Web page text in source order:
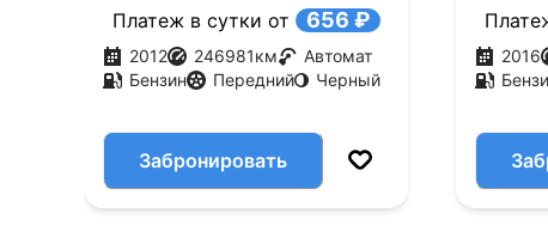
Платеж в сутки от 656 ₽
2012 246981км
Автомат
Бензин
Передний Черный
Забронировать
2016